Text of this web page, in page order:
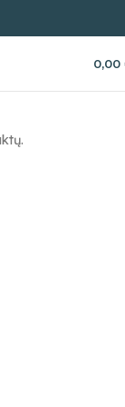
0,00